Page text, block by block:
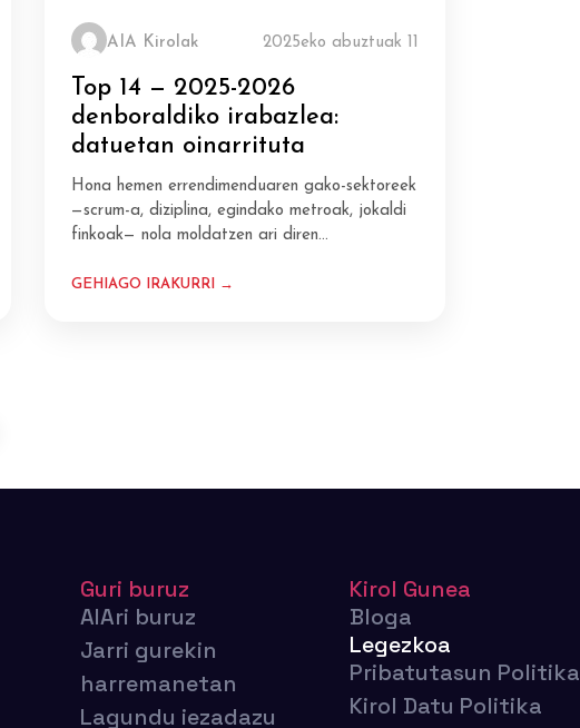
AIA Kirolak 2025eko abuztuak 11
Top 14 — 2025-2026
denboraldiko irabazlea:
datuetan oinarrituta
Hona hemen errendimenduaren gako-sektoreek
—scrum-a, diziplina, egindako metroak, jokaldi
finkoak— nola moldatzen ari diren…
GEHIAGO IRAKURRI →
Guri buruz
AIAri buruz
Jarri gurekin
harremanetan
Lagundu iezadazu
Kirol Gunea
Bloga
Legezkoa
Pribatutasun Politika
Kirol Datu Politika